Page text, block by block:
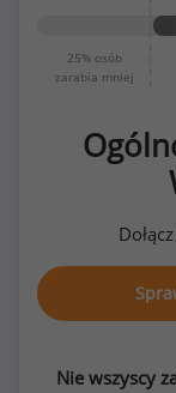
25% osób
zarabia mniej
Nie wszyscy